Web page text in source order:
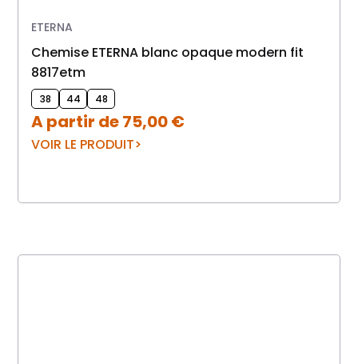
ETERNA
Chemise ETERNA blanc opaque modern fit
8817etm
38 44 48
A partir de75,00€
VOIR LE PRODUIT